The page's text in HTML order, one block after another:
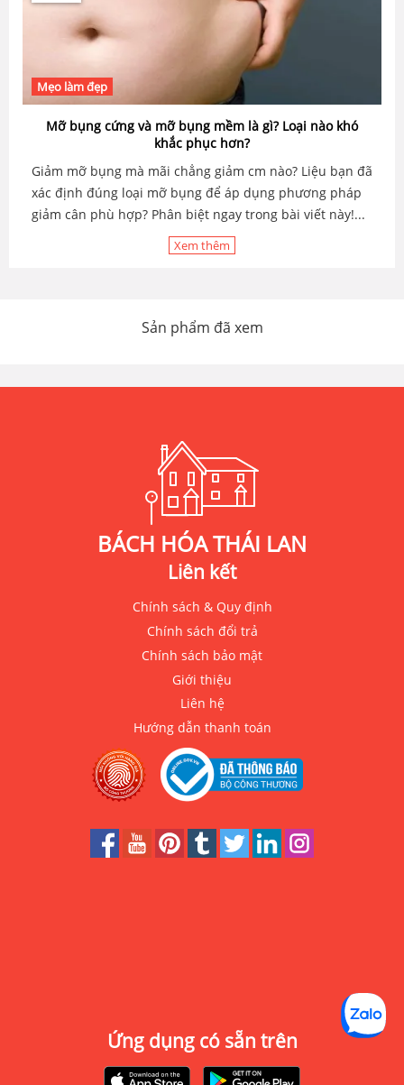
Mẹo làm đẹp
Mỡ bụng cứng và mỡ bụng mềm là gì? Loại nào khó
khắc phục hơn?
Giảm mỡ bụng mà mãi chẳng giảm cm nào? Liệu bạn đã
xác định đúng loại mỡ bụng để áp dụng phương pháp
giảm cân phù hợp? Phân biệt ngay trong bài viết này!...
Xem thêm
Sản phẩm đã xem
BÁCH HÓA THÁI LAN
Liên kết
Chính sách & Quy định
Chính sách đổi trả
Chính sách bảo mật
Giới thiệu
Liên hệ
Hướng dẫn thanh toán
Ứng dụng có sẵn trên